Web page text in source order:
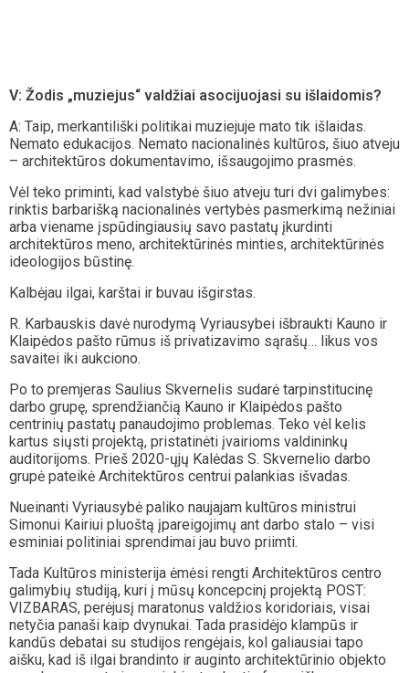
V: Žodis „muziejus“ valdžiai asocijuojasi su išlaidomis?
A: Taip, merkantiliški politikai muziejuje mato tik išlaidas.
Nemato edukacijos. Nemato nacionalinės kultūros, šiuo atveju
– architektūros dokumentavimo, išsaugojimo prasmės.
Vėl teko priminti, kad valstybė šiuo atveju turi dvi galimybes:
rinktis barbarišką nacionalinės vertybės pasmerkimą nežiniai
arba viename įspūdingiausių savo pastatų įkurdinti
architektūros meno, architektūrinės minties, architektūrinės
ideologijos būstinę.
Kalbėjau ilgai, karštai ir buvau išgirstas.
R. Karbauskis davė nurodymą Vyriausybei išbraukti Kauno ir
Klaipėdos pašto rūmus iš privatizavimo sąrašų… likus vos
savaitei iki aukciono.
Po to premjeras Saulius Skvernelis sudarė tarpinstitucinę
darbo grupę, sprendžiančią Kauno ir Klaipėdos pašto
centrinių pastatų panaudojimo problemas. Teko vėl kelis
kartus siųsti projektą, pristatinėti įvairioms valdininkų
auditorijoms. Prieš 2020-ųjų Kalėdas S. Skvernelio darbo
grupė pateikė Architektūros centrui palankias išvadas.
Nueinanti Vyriausybė paliko naujajam kultūros ministrui
Simonui Kairiui pluoštą įpareigojimų ant darbo stalo – visi
esminiai politiniai sprendimai jau buvo priimti.
Tada Kultūros ministerija ėmėsi rengti Architektūros centro
galimybių studiją, kuri į mūsų koncepcinį projektą POST:
VIZBARAS, perėjusį maratonus valdžios koridoriais, visai
netyčia panaši kaip dvynukai. Tada prasidėjo klampūs ir
kandūs debatai su studijos rengėjais, kol galiausiai tapo
aišku, kad iš ilgai brandinto ir auginto architektūrinio objekto